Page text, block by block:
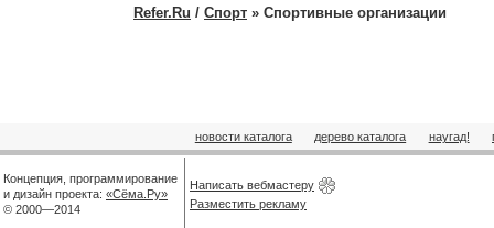
Refer.Ru / Спорт » Спортивные организации
новости каталога дерево каталога наугад!
Концепция, программирование
и дизайн проекта: «Сёма.Ру»
© 2000—2014
Написать вебмастеру
Разместить рекламу